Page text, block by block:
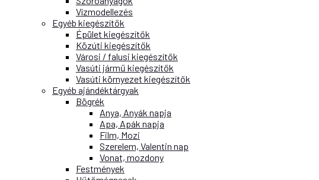
Vízmodellezés
Egyéb kiegészítők
Épület kiegészítők
Közúti kiegészítők
Városi / falusi kiegészítők
Vasúti jármű kiegészítők
Vasúti környezet kiegészítők
Egyéb ajándéktárgyak
Bögrék
Anya, Anyák napja
Apa, Apák napja
Film, Mozi
Szerelem, Valentin nap
Vonat, mozdony
Festmények